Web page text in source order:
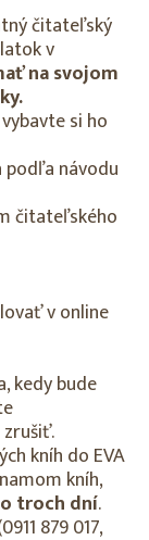
čitateľský
v
na svojom
si ho
podľa návodu
čitateľského
v online
kedy bude
kníh do EVA
kníh,
troch dní.
879 017,